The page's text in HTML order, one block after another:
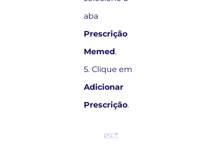
aba
Prescrição
Memed.
5. Clique em
Adicionar
Prescrição.